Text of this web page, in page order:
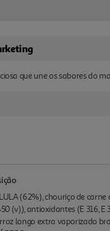
que une os sabores do
(62%), chouriço de
(v)), antioxidantes (E 316,
longo extra vaporizado